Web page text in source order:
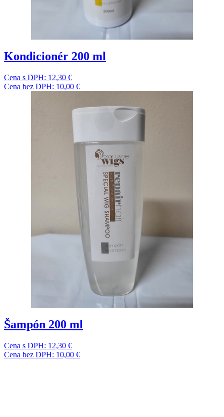
Kondicionér 200 ml
Cena s DPH: 12,30 €
Cena bez DPH: 10,00 €
Šampón 200 ml
Cena s DPH: 12,30 €
Cena bez DPH: 10,00 €